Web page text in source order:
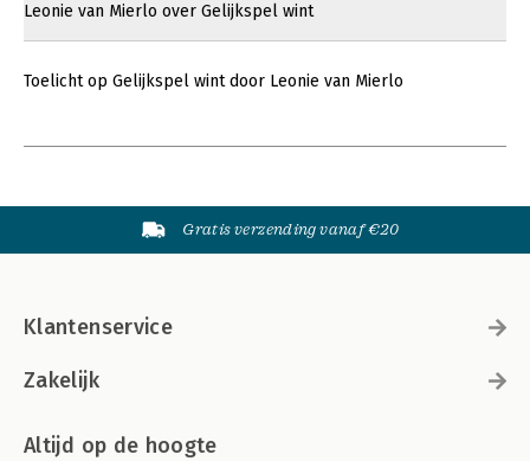
Leonie van Mierlo over Gelijkspel wint
Toelicht op Gelijkspel wint door Leonie van Mierlo
Gratis verzending vanaf €20
Klantenservice
Zakelijk
Altijd op de hoogte